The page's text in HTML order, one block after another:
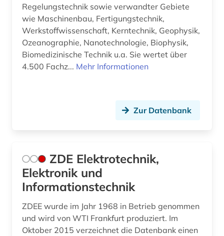
Regelungstechnik sowie verwandter Gebiete
wie Maschinenbau, Fertigungstechnik,
Werkstoffwissenschaft, Kerntechnik, Geophysik,
Ozeanographie, Nanotechnologie, Biophysik,
Biomedizinische Technik u.a. Sie wertet über
4.500 Fachz... Mehr Informationen
Zur Datenbank
ZDE Elektrotechnik,
Elektronik und
Informationstechnik
ZDEE wurde im Jahr 1968 in Betrieb genommen
und wird von WTI Frankfurt produziert. Im
Oktober 2015 verzeichnet die Datenbank einen